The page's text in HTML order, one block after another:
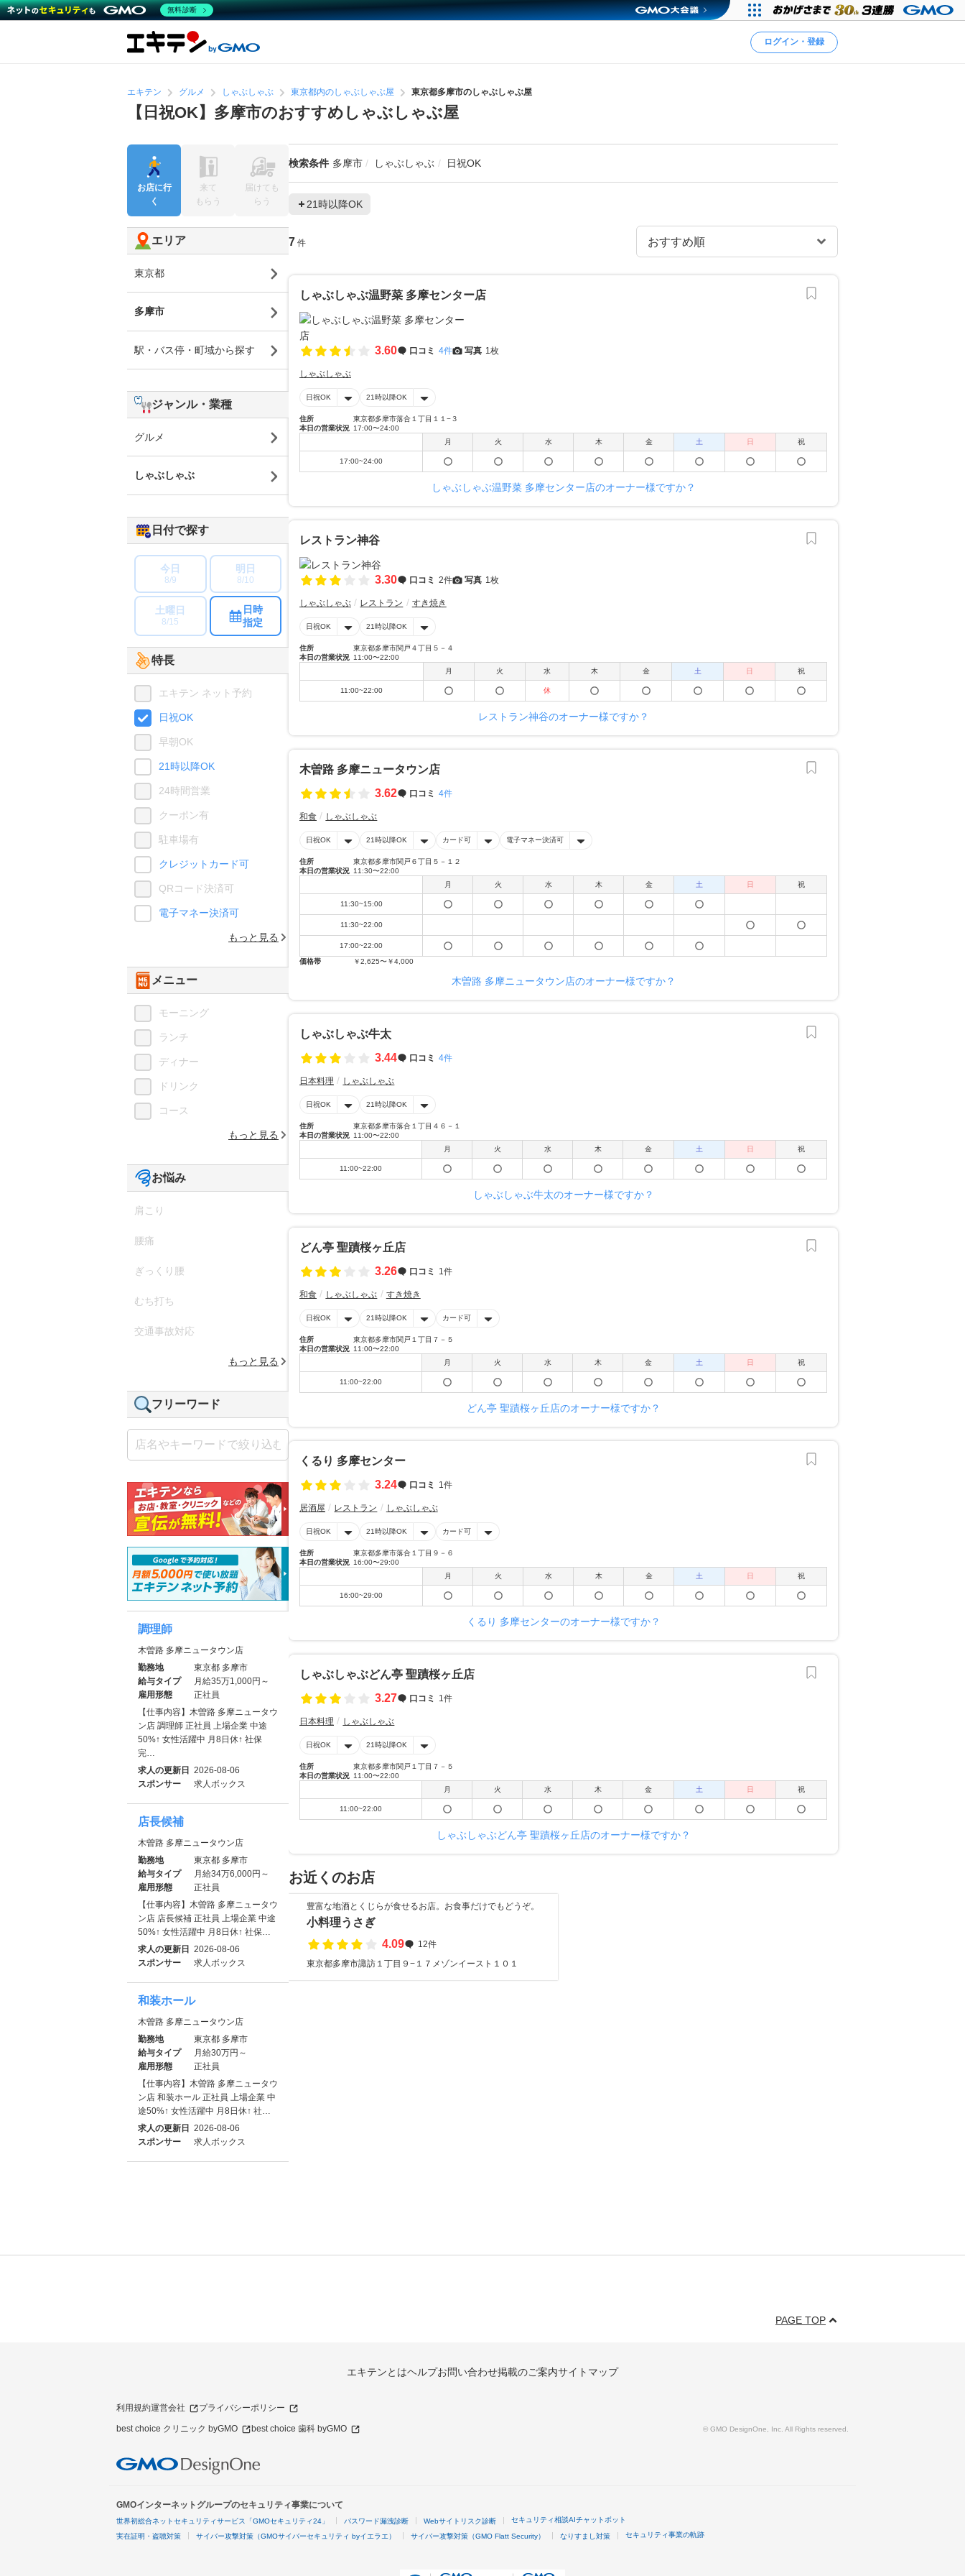
ログイン・登録
エキテン グルメ しゃぶしゃぶ 東京都内のしゃぶしゃぶ屋 東京都多摩市のしゃぶしゃぶ屋
【日祝OK】多摩市のおすすめしゃぶしゃぶ屋
検索条件 多摩市 しゃぶしゃぶ 日祝OK
21時以降OK
7 件
しゃぶしゃぶ温野菜 多摩センター店
3.60 口コミ 4件 写真 1枚
しゃぶしゃぶ
日祝OK 21時以降OK
住所
東京都多摩市落合１丁目１１−３
本日の営業状況 17:00〜24:00
月
火 水 木 金 土 日 祝
17:00~24:00
しゃぶしゃぶ温野菜 多摩センター店のオーナー様ですか？
レストラン神谷
3.30 口コミ 2件 写真 1枚
しゃぶしゃぶ レストラン すき焼き
日祝OK 21時以降OK
住所
東京都多摩市関戸４丁目５－４
本日の営業状況 11:00〜22:00
月
火 水 木 金 土 日 祝
11:00~22:00 休
レストラン神谷のオーナー様ですか？
木曽路 多摩ニュータウン店
3.62
口コミ 4件
和食 しゃぶしゃぶ
日祝OK 21時以降OK カード可 電子マネー決済可
住所
東京都多摩市関戸６丁目５－１２
本日の営業状況 11:30〜22:00
月
火 水 木 金 土 日 祝
11:30~15:00
11:30~22:00
17:00~22:00
価格帯
￥2,625〜￥4,000
木曽路 多摩ニュータウン店のオーナー様ですか？
しゃぶしゃぶ牛太
3.44
口コミ 4件
日本料理 しゃぶしゃぶ
日祝OK 21時以降OK
住所
東京都多摩市落合１丁目４６－１
本日の営業状況 11:00〜22:00
月
火 水 木 金 土 日 祝
11:00~22:00
しゃぶしゃぶ牛太のオーナー様ですか？
どん亭 聖蹟桜ヶ丘店
3.26
口コミ 1件
和食 しゃぶしゃぶ すき焼き
日祝OK 21時以降OK カード可
住所
東京都多摩市関戸１丁目７－５
本日の営業状況 11:00〜22:00
月
火 水 木 金 土 日 祝
11:00~22:00
どん亭 聖蹟桜ヶ丘店のオーナー様ですか？
くるり 多摩センター
3.24
口コミ 1件
居酒屋 レストラン しゃぶしゃぶ
日祝OK 21時以降OK カード可
住所
東京都多摩市落合１丁目９－６
本日の営業状況 16:00〜29:00
月
火 水 木 金 土 日 祝
16:00~29:00
くるり 多摩センターのオーナー様ですか？
しゃぶしゃぶどん亭 聖蹟桜ヶ丘店
3.27
口コミ 1件
日本料理 しゃぶしゃぶ
日祝OK 21時以降OK
住所
東京都多摩市関戸１丁目７－５
本日の営業状況 11:00〜22:00
月
火 水 木 金 土 日 祝
11:00~22:00
しゃぶしゃぶどん亭 聖蹟桜ヶ丘店のオーナー様ですか？
お近くのお店
豊富な地酒とくじらが食せるお店。お食事だけでもどうぞ。
小料理うさぎ
4.09
12件
東京都多摩市諏訪１丁目９−１７メゾンイースト１０１
お店に行
く
来て
もらう
届けても
らう
エリア
東京都
多摩市
駅・バス停・町域から探す
ジャンル・業種
グルメ
しゃぶしゃぶ
日付で探す
今日
8/9
明日
8/10
土曜日
8/15
日時
指定
特長
エキテン ネット予約
日祝OK
早朝OK
21時以降OK
24時間営業
クーポン有
駐車場有
クレジットカード可
QRコード決済可
電子マネー決済可
もっと見る
メニュー
モーニング
ランチ
ディナー
ドリンク
コース
もっと見る
お悩み
肩こり
腰痛
ぎっくり腰
むち打ち
交通事故対応
もっと見る
フリーワード
調理師
木曽路 多摩ニュータウン店
勤務地
東京都 多摩市
給与タイプ
月給35万1,000円～
雇用形態
正社員
【仕事内容】木曽路 多摩ニュータウ
ン店 調理師 正社員 上場企業 中途
50%↑ 女性活躍中 月8日休↑ 社保
完…
求人の更新日 2026-08-06
スポンサー
求人ボックス
店長候補
木曽路 多摩ニュータウン店
勤務地
東京都 多摩市
給与タイプ
月給34万6,000円～
雇用形態
正社員
【仕事内容】木曽路 多摩ニュータウ
ン店 店長候補 正社員 上場企業 中途
50%↑ 女性活躍中 月8日休↑ 社保…
求人の更新日 2026-08-06
スポンサー
求人ボックス
和装ホール
木曽路 多摩ニュータウン店
勤務地
東京都 多摩市
給与タイプ
月給30万円～
雇用形態
正社員
【仕事内容】木曽路 多摩ニュータウ
ン店 和装ホール 正社員 上場企業 中
途50%↑ 女性活躍中 月8日休↑ 社…
求人の更新日 2026-08-06
スポンサー
求人ボックス
PAGE TOP
エキテンとはヘルプお問い合わせ掲載のご案内サイトマップ
利用規約運営会社 プライバシーポリシー
best choice クリニック byGMO best choice 歯科 byGMO © GMO DesignOne, Inc. All Rights reserved.
GMOインターネットグループのセキュリティ事業について
世界初総合ネットセキュリティサービス「GMOセキュリティ24」 パスワード漏洩診断 Webサイトリスク診断 セキュリティ相談AIチャットボット
実在証明・盗聴対策 サイバー攻撃対策（GMOサイバーセキュリティ byイエラエ） サイバー攻撃対策（GMO Flatt Security） なりすまし対策 セキュリティ事業の軌跡
無料診断